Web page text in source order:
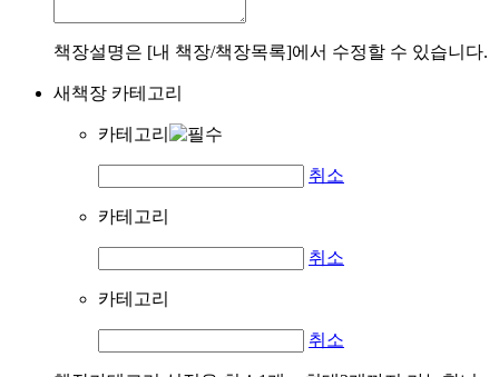
책장설명은 [내 책장/책장목록]에서 수정할 수 있습니다.
새책장 카테고리
카테고리
취소
카테고리
취소
카테고리
취소